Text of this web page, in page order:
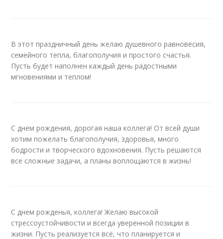
В этот праздничный день желаю душевного равновесия,
семейного тепла, благополучия и простого счастья.
Пусть будет наполнен каждый день радостными
мгновениями и теплом!
С днем рождения, дорогая наша коллега! От всей души
хотим пожелать благополучия, здоровья, много
бодрости и творческого вдохновения. Пусть решаются
все сложные задачи, а планы воплощаются в жизнь!
С днем рожденья, коллега! Желаю высокой
стрессоустойчивости и всегда уверенной позиции в
жизни. Пусть реализуется всё, что планируется и